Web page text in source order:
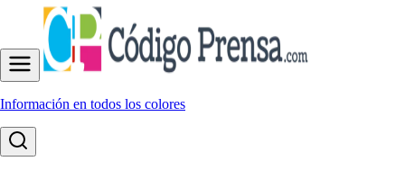
Información en todos los colores